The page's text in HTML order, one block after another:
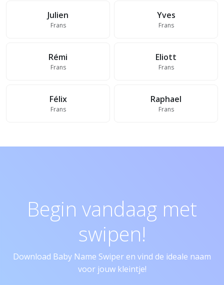
Julien
Frans
Yves
Frans
Rémi
Frans
Eliott
Frans
Félix
Frans
Raphael
Frans
Begin vandaag met
swipen!
Download Baby Name Swiper en vind de ideale naam
voor jouw kleintje!